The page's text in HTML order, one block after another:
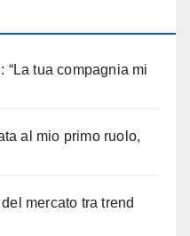
“La tua compagnia mi
al mio primo ruolo,
mercato tra trend